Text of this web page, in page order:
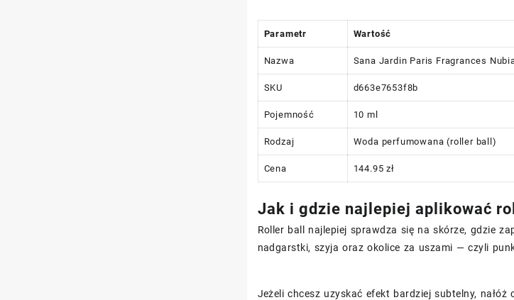
Parametr Wartość
Nazwa Sana Jardin Paris Fragrances
SKU d663e7653f8b
Pojemność 10 ml
Rodzaj Woda perfumowana (roller ball)
Cena 144.95 zł
Jak i gdzie najlepiej aplikować
Roller ball najlepiej sprawdza się na skórze, gdzie
nadgarstki, szyja oraz okolice za uszami — czyli
Jeżeli chcesz uzyskać efekt bardziej subtelny,